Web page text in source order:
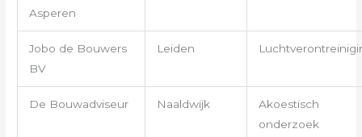
Asperen
Jobo de Bouwers
BV
Leiden
De Bouwadviseur Naaldwijk
Akoestisch
onderzoek